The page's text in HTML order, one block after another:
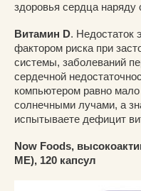
здоровья сердца наряду
Витамин D. Недостаток
фактором риска при
системы, заболеваний
сердечной
компьютером равно
солнечными лучами, а
испытываете дефицит
Now Foods,
МЕ), 120 капсул